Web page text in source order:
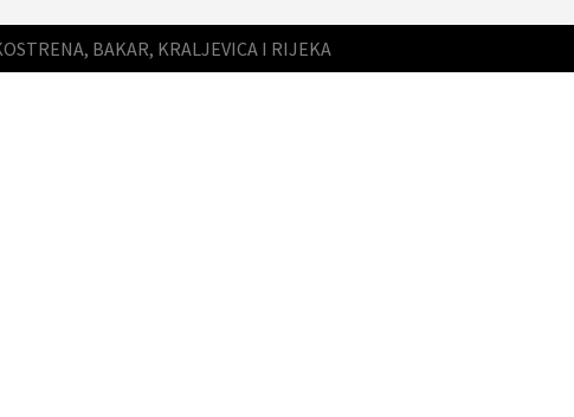
BAKAR, KRALJEVICA I RIJEKA